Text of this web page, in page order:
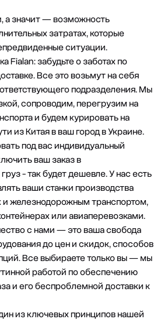
а значит — возможность
затратах, которые
ситуации.
Fialan: забудьте о заботах по
Все это возьмут на себя
подразделения. Мы
сопроводим, перегрузим на
и будем курировать на
из Китая в ваш город в Украине.
под вас индивидуальный
ваш заказ в
- так будет дешевле. У нас есть
ваши станки производства
и железнодорожным транспортом,
или авиаперевозками.
с нами — это ваша свобода
до цен и скидок, способов
Все выбираете только вы — мы
работой по обеспечению
и его беспроблемной доставки к
из ключевых принципов нашей